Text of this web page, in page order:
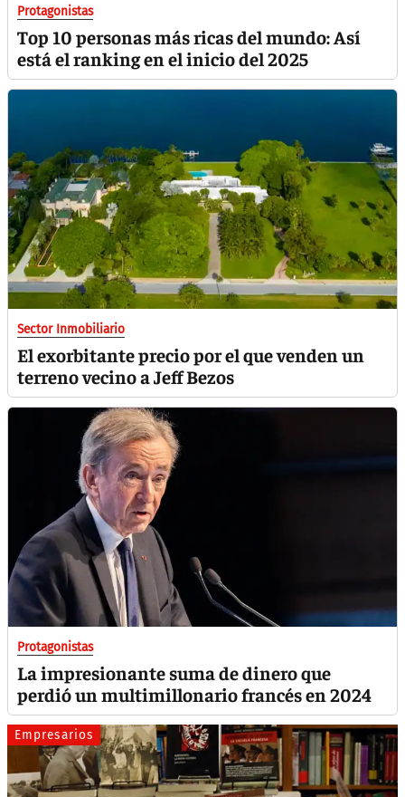
Protagonistas
Top 10 personas más ricas del mundo: Así
está el ranking en el inicio del 2025
Sector Inmobiliario
El exorbitante precio por el que venden un
terreno vecino a Jeff Bezos
Protagonistas
La impresionante suma de dinero que
perdió un multimillonario francés en 2024
Empresarios